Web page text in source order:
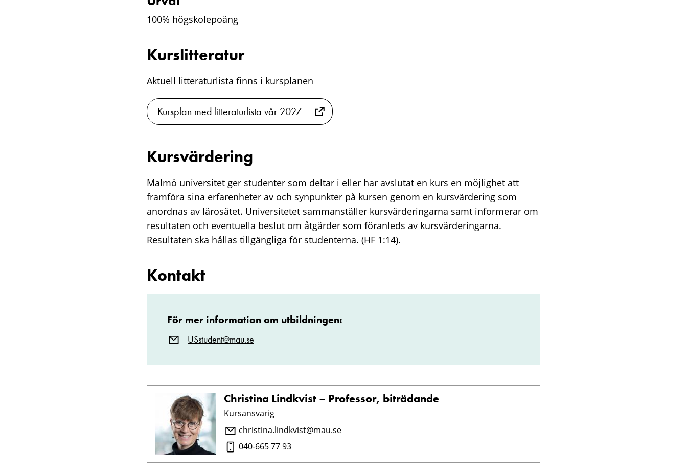
100% högskolepoäng
Kurslitteratur
Aktuell litteraturlista finns i kursplanen
Kursplan med litteraturlista vår 2027
Kursvärdering
Malmö universitet ger studenter som deltar i eller har avslutat en kurs en möjlighet att
framföra sina erfarenheter av och synpunkter på kursen genom en kursvärdering som
anordnas av lärosätet. Universitetet sammanställer kursvärderingarna samt informerar om
resultaten och eventuella beslut om åtgärder som föranleds av kursvärderingarna.
Resultaten ska hållas tillgängliga för studenterna. (HF 1:14).
Kontakt
För mer information om utbildningen:
USstudent@mau.se
Christina Lindkvist – Professor, biträdande
Kursansvarig
christina.lindkvist@mau.se
040-665 77 93